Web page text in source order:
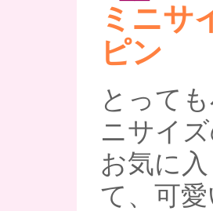
ミニサ
ピン
とって
ニサイ
お気に
て、可